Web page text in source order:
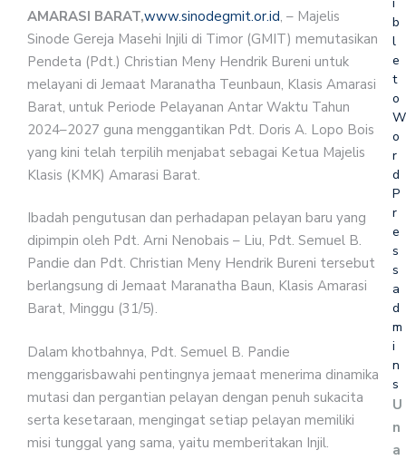
AMARASI BARAT,www.sinodegmit.or.id, – Majelis
Sinode Gereja Masehi Injili di Timor (GMIT) memutasikan
Pendeta (Pdt.) Christian Meny Hendrik Bureni untuk
melayani di Jemaat Maranatha Teunbaun, Klasis Amarasi
Barat, untuk Periode Pelayanan Antar Waktu Tahun
2024–2027 guna menggantikan Pdt. Doris A. Lopo Bois
yang kini telah terpilih menjabat sebagai Ketua Majelis
Klasis (KMK) Amarasi Barat.
Ibadah pengutusan dan perhadapan pelayan baru yang
dipimpin oleh Pdt. Arni Nenobais – Liu, Pdt. Semuel B.
Pandie dan Pdt. Christian Meny Hendrik Bureni tersebut
berlangsung di Jemaat Maranatha Baun, Klasis Amarasi
Barat, Minggu (31/5).
Dalam khotbahnya, Pdt. Semuel B. Pandie
menggarisbawahi pentingnya jemaat menerima dinamika
mutasi dan pergantian pelayan dengan penuh sukacita
serta kesetaraan, mengingat setiap pelayan memiliki
misi tunggal yang sama, yaitu memberitakan Injil.
b
l
e
t
o
W
o
r
d
P
r
e
s
s
a
d
m
i
n
s
U
n
a